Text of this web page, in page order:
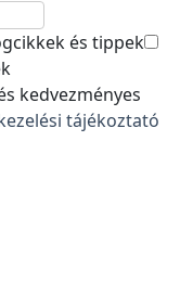
és tippek
kedvezményes
tájékoztató